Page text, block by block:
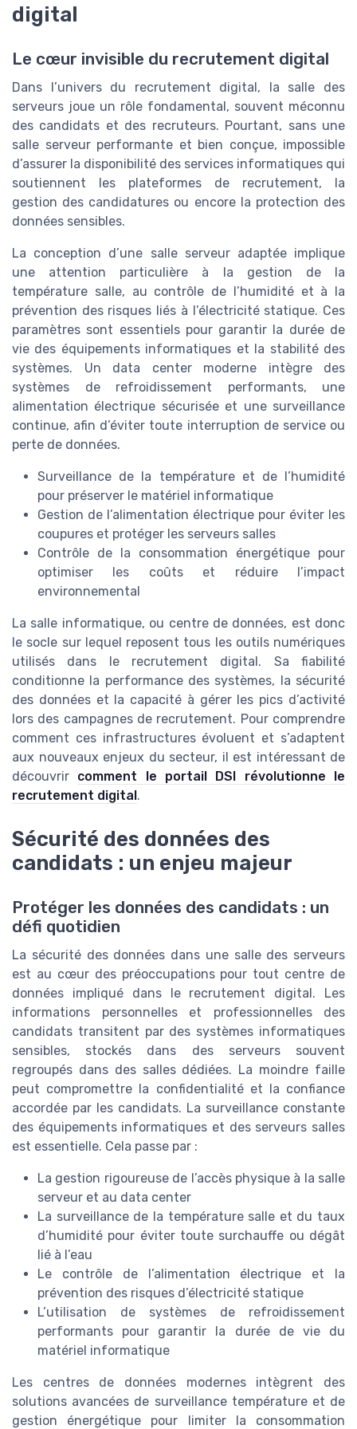
digital
Le cœur invisible du recrutement digital
Dans l’univers du recrutement digital, la salle des
serveurs joue un rôle fondamental, souvent méconnu
des candidats et des recruteurs. Pourtant, sans une
salle serveur performante et bien conçue, impossible
d’assurer la disponibilité des services informatiques qui
soutiennent les plateformes de recrutement, la
gestion des candidatures ou encore la protection des
données sensibles.
La conception d’une salle serveur adaptée implique
une attention particulière à la gestion de la
température salle, au contrôle de l’humidité et à la
prévention des risques liés à l’électricité statique. Ces
paramètres sont essentiels pour garantir la durée de
vie des équipements informatiques et la stabilité des
systèmes. Un data center moderne intègre des
systèmes de refroidissement performants, une
alimentation électrique sécurisée et une surveillance
continue, afin d’éviter toute interruption de service ou
perte de données.
Surveillance de la température et de l’humidité
pour préserver le matériel informatique
Gestion de l’alimentation électrique pour éviter les
coupures et protéger les serveurs salles
Contrôle de la consommation énergétique pour
optimiser les coûts et réduire l’impact
environnemental
La salle informatique, ou centre de données, est donc
le socle sur lequel reposent tous les outils numériques
utilisés dans le recrutement digital. Sa fiabilité
conditionne la performance des systèmes, la sécurité
des données et la capacité à gérer les pics d’activité
lors des campagnes de recrutement. Pour comprendre
comment ces infrastructures évoluent et s’adaptent
aux nouveaux enjeux du secteur, il est intéressant de
découvrir comment le portail DSI révolutionne le
recrutement digital .
Sécurité des données des
candidats : un enjeu majeur
Protéger les données des candidats : un
défi quotidien
La sécurité des données dans une salle des serveurs
est au cœur des préoccupations pour tout centre de
données impliqué dans le recrutement digital. Les
informations personnelles et professionnelles des
candidats transitent par des systèmes informatiques
sensibles, stockés dans des serveurs souvent
regroupés dans des salles dédiées. La moindre faille
peut compromettre la confidentialité et la confiance
accordée par les candidats. La surveillance constante
des équipements informatiques et des serveurs salles
est essentielle. Cela passe par :
La gestion rigoureuse de l’accès physique à la salle
serveur et au data center
La surveillance de la température salle et du taux
d’humidité pour éviter toute surchauffe ou dégât
lié à l’eau
Le contrôle de l’alimentation électrique et la
prévention des risques d’électricité statique
L’utilisation de systèmes de refroidissement
performants pour garantir la durée de vie du
matériel informatique
Les centres de données modernes intègrent des
solutions avancées de surveillance température et de
gestion énergétique pour limiter la consommation